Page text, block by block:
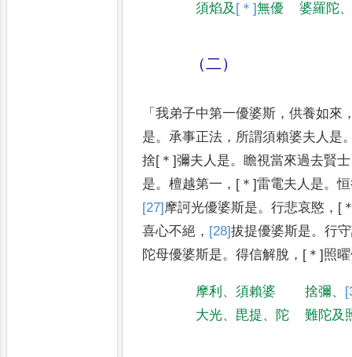
須焰及 [＊]無優 婆羅陀
（二）
「我弟子中第一優婆斯 ，供養如來
是。承事正法 ， 所謂須賴婆夫人是
捨[＊]彌夫人是。 瞻視當來過去賢士
是。檀越第一 ， [＊]雷電夫人 是。
[27] 摩訶光優婆斯是。行悲哀愍 ， [
喜心不絕 ， [28]拔提優婆斯是。行
陀母優婆斯是。得信解脫 ， [＊] 照
摩利 、須賴婆 捨彌、
大光、 毘提、 陀 難陀及